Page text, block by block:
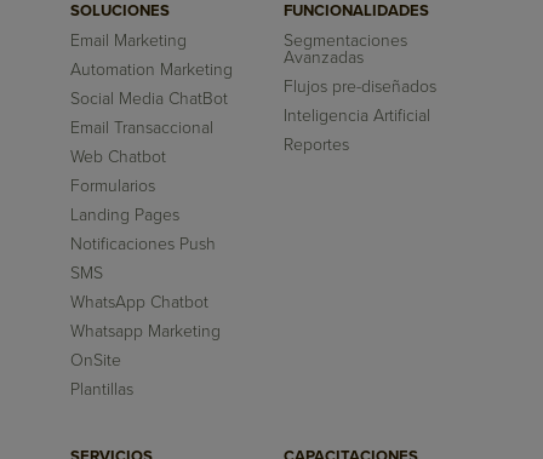
SOLUCIONES
Email Marketing
Automation Marketing
Social Media ChatBot
Email Transaccional
Web Chatbot
Formularios
Landing Pages
Notificaciones Push
SMS
WhatsApp Chatbot
Whatsapp Marketing
OnSite
Plantillas
FUNCIONALIDADES
Segmentaciones
Avanzadas
Flujos pre-diseñados
Inteligencia Artificial
Reportes